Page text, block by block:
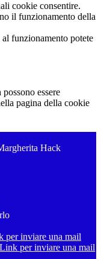
cookie consentire.
il funzionamento della
funzionamento potete
essere
pagina della cookie
Hack
per inviare una mail
Link per inviare una mail